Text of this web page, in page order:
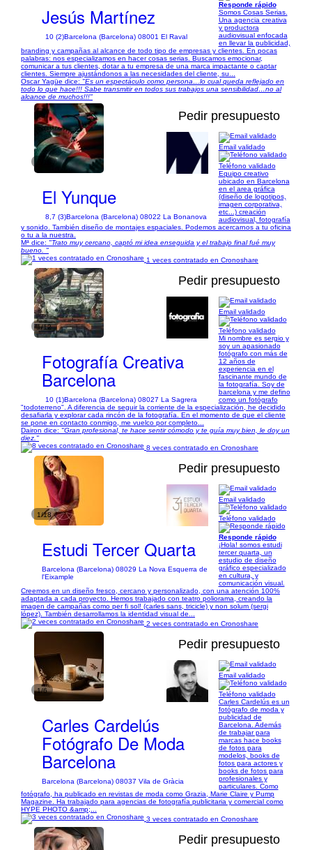
Jesús Martínez
10 (2)Barcelona (Barcelona) 08001 El Raval
Responde rápido
Somos Cosas Serias.
Una agencia creativa
y productora
audiovisual enfocada
en llevar la publicidad,
branding y campañas al alcance de todo tipo de empresas y clientes. En pocas
palabras: nos especializamos en hacer cosas serias. Buscamos emocionar,
comunicar a tus clientes, dotar a tu empresa de una marca impactante o captar
clientes. Siempre ajustándonos a las necesidades del cliente, su...
Oscar Yagüe dice: "Es un espectáculo como persona…lo cual queda reflejado en
todo lo que hace!!! Sabe transmitir en todos sus trabajos una sensibilidad…no al
alcance de muchos!!!"
Pedir presupuesto
El Yunque
8,7 (3)Barcelona (Barcelona) 08022 La Bonanova
Email validado
Teléfono validado
Equipo creativo
ubicado en Barcelona
en el area gráfica
(diseño de logotipos,
imagen corporativa,
etc...) creación
audiovisual, fotografía
y sonido. También diseño de montajes espaciales. Podemos acercarnos a tu oficina
o tu a la nuestra.
Mª dice: "Trato muy cercano, captó mi idea enseguida y el trabajo final fué muy
bueno. "
1 veces contratado en Cronoshare
1/12
Pedir presupuesto
Fotografía Creativa
Barcelona
10 (1)Barcelona (Barcelona) 08027 La Sagrera
Email validado
Teléfono validado
Mi nombre es sergio y
soy un apasionado
fotógrafo con más de
12 años de
experiencia en el
fascinante mundo de
la fotografía. Soy de
barcelona y me defino
como un fotógrafo
"todoterreno". A diferencia de seguir la corriente de la especialización, he decidido
desafiarla y explorar cada rincón de la fotografía. En el momento de que el cliente
se pone en contacto conmigo, me vuelco por completo...
Dairon dice: "Gran profesional, te hace sentir cómodo y te guía muy bien, le doy un
diez."
8 veces contratado en Cronoshare
1/18
Pedir presupuesto
Estudi Tercer Quarta
Barcelona (Barcelona) 08029 La Nova Esquerra de
l'Eixample
Email validado
Teléfono validado
Responde rápido
¡Hola! somos estudi
tercer quarta, un
estudio de diseño
gráfico especializado
en cultura, y
comunicación visual.
Creemos en un diseño fresco, cercano y personalizado, con una atención 100%
adaptada a cada proyecto. Hemos trabajado con teatro poliorama, creando la
imagen de campañas como per fi sol! (carles sans, tricicle) y non solum (sergi
lópez). También desarrollamos la identidad visual de...
2 veces contratado en Cronoshare
1/6
Pedir presupuesto
Carles Cardelús
Fotógrafo De Moda
Barcelona
Barcelona (Barcelona) 08037 Vila de Gràcia
Email validado
Teléfono validado
Carles Cardelús es un
fotógrafo de moda y
publicidad de
Barcelona. Además
de trabajar para
marcas hace books
de fotos para
modelos, books de
fotos para actores y
books de fotos para
profesionales y
particulares. Como
fotógrafo, ha publicado en revistas de moda como Grazia, Marie Claire y Pump
Magazine. Ha trabajado para agencias de fotografía publicitaria y comercial como
HYPE PHOTO &amp;...
3 veces contratado en Cronoshare
Pedir presupuesto